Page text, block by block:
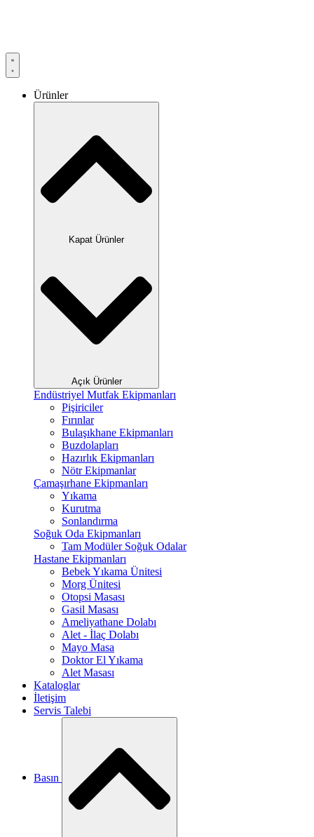
Ürünler
Kapat Ürünler
Açık Ürünler
Endüstriyel Mutfak Ekipmanları
Pişiriciler
Fırınlar
Bulaşıkhane Ekipmanları
Buzdolapları
Hazırlık Ekipmanları
Nötr Ekipmanlar
Çamaşırhane Ekipmanları
Yıkama
Kurutma
Sonlandırma
Soğuk Oda Ekipmanları
Tam Modüler Soğuk Odalar
Hastane Ekipmanları
Bebek Yıkama Ünitesi
Morg Ünitesi
Otopsi Masası
Gasil Masası
Ameliyathane Dolabı
Alet - İlaç Dolabı
Mayo Masa
Doktor El Yıkama
Alet Masası
Kataloglar
İletişim
Servis Talebi
Basın